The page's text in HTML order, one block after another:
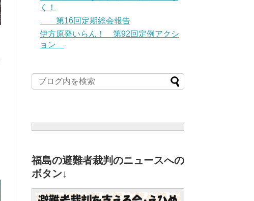
く！
第16回定期総会報告
伊方原発いらん！ 第92回定例アクシ
ョン
福島の避難者裁判のニュースへの
ボタン↓